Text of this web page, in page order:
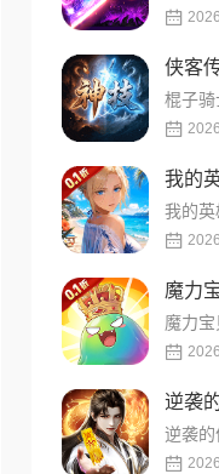
侠客
我的
魔力
逆袭